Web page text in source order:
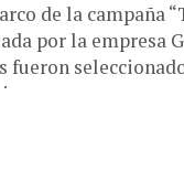
de la campaña
por la empresa
fueron
y...